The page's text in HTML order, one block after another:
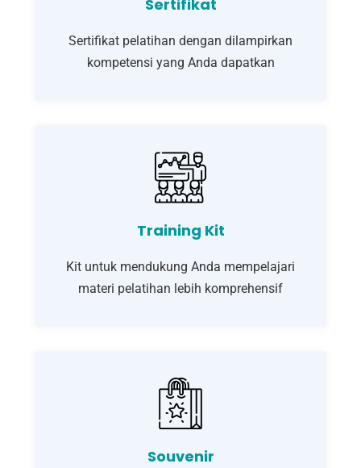
Sertifikat
Sertifikat pelatihan dengan dilampirkan
kompetensi yang Anda dapatkan
Training Kit
Kit untuk mendukung Anda mempelajari
materi pelatihan lebih komprehensif
Souvenir